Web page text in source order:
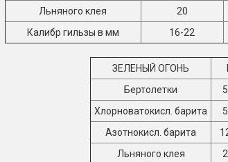
Льняного клея
20
Калибр гильзы в мм
16-22
ЗЕЛЕНЫЙ ОГОНЬ
Бертолетки
Хлорноватокисл. барита
Азотнокисл. барита
Льняного клея